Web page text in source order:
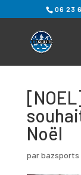
06 23
Noël
parbazsports